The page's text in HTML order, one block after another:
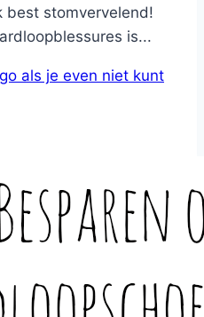
best stomvervelend!
is...
als je even niet kunt